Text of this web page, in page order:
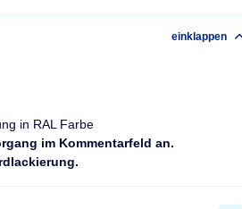
einklappen
in RAL Farbe
im Kommentarfeld an.